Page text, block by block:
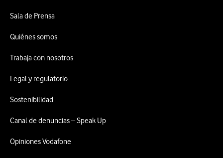
Sala de Prensa
Quiénes somos
Trabaja con nosotros
Legal y regulatorio
Sostenibilidad
Canal de denuncias – Speak Up
Opiniones Vodafone